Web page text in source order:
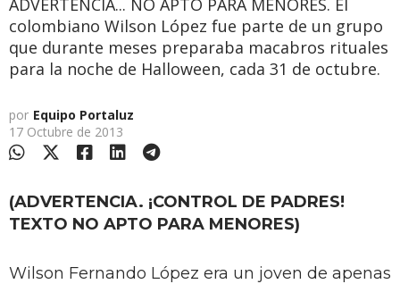
ADVERTENCIA... NO APTO PARA MENORES. El
colombiano Wilson López fue parte de un grupo
que durante meses preparaba macabros rituales
para la noche de Halloween, cada 31 de octubre.
por Equipo Portaluz
17 Octubre de 2013
(ADVERTENCIA. ¡CONTROL DE PADRES!
TEXTO NO APTO PARA MENORES)
Wilson Fernando López era un joven de apenas